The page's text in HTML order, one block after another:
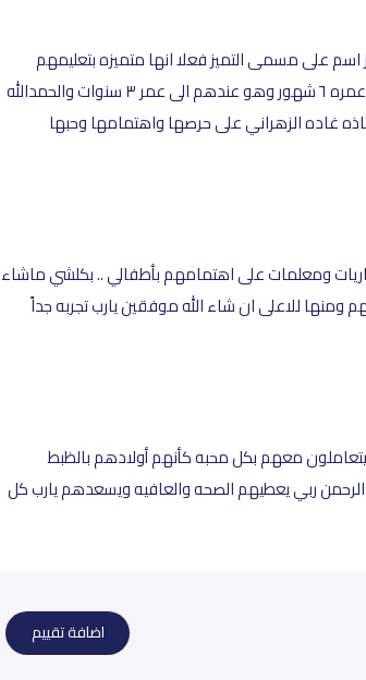
اسم على مسمى التميز فعلا انها متميزه بتعليمهم
وحرصهم على الاطفال واهتماماتهم انا ولدي من عمره ٦ شهور وهو عندهم الى عمر ٣ سنوات والحمدالله
غاده الزهراني على حرصها واهتمامها وحبها
ومعلمات على اهتمامهم بأطفالي .. بكلشي ماشاء
ومنها للاعلى ان شاء الله موفقين يارب تجربه جداً
معهم بكل محبه كأنهم أولادهم بالظبط
ربي يعطيهم الصحه والعافيه ويسعدهم يارب كل
اضافة تقييم